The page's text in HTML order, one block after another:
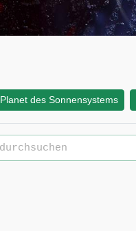
Planet des Sonnensystems